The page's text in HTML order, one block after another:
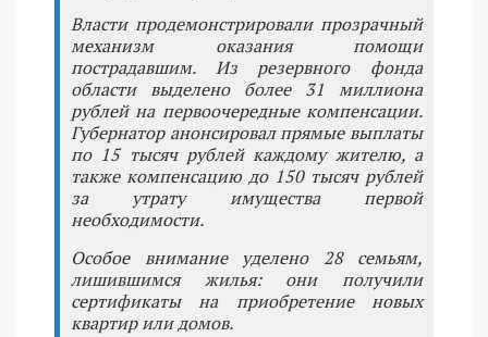
Власти продемонстрировали прозрачный
механизм оказания помощи
пострадавшим. Из резервного фонда
области выделено более 31 миллиона
рублей на первоочередные компенсации.
Губернатор анонсировал прямые выплаты
по 15 тысяч рублей каждому жителю, а
также компенсацию до 150 тысяч рублей
за утрату имущества первой
необходимости.
Особое внимание уделено 28 семьям,
лишившимся жилья: они получили
сертификаты на приобретение новых
квартир или домов.